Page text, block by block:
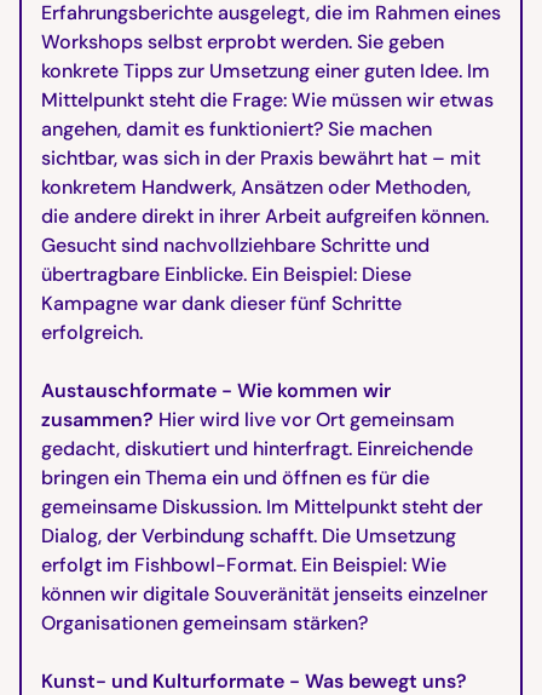
Erfahrungsberichte ausgelegt, die im Rahmen eines
Workshops selbst erprobt werden. Sie geben
konkrete Tipps zur Umsetzung einer guten Idee. Im
Mittelpunkt steht die Frage: Wie müssen wir etwas
angehen, damit es funktioniert? Sie machen
sichtbar, was sich in der Praxis bewährt hat – mit
konkretem Handwerk, Ansätzen oder Methoden,
die andere direkt in ihrer Arbeit aufgreifen können.
Gesucht sind nachvollziehbare Schritte und
übertragbare Einblicke. Ein Beispiel: Diese
Kampagne war dank dieser fünf Schritte
erfolgreich.
Austauschformate - Wie kommen wir
zusammen? Hier wird live vor Ort gemeinsam
gedacht, diskutiert und hinterfragt. Einreichende
bringen ein Thema ein und öffnen es für die
gemeinsame Diskussion. Im Mittelpunkt steht der
Dialog, der Verbindung schafft. Die Umsetzung
erfolgt im Fishbowl-Format. Ein Beispiel: Wie
können wir digitale Souveränität jenseits einzelner
Organisationen gemeinsam stärken?
Kunst- und Kulturformate - Was bewegt uns?